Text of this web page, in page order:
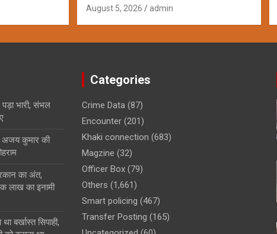
August 5, 2026 admin
भारी, संभल
अजय कुमार की
का अंत,
लाख का इनामी
बर्खास्त सिपाही,
Categories
Crime Data (87)
Encounter (201)
Khaki connection (683)
Magzine (32)
Officer Box (79)
Others (1,661)
Smart policing (467)
Transfer Posting (165)